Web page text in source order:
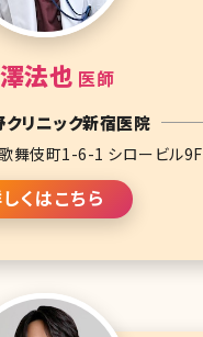
法也 医師
リニック新宿医院
舞伎町1-6-1 シロービル9F
くはこちら